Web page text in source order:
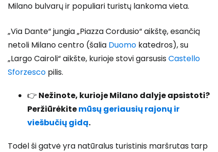
Milano bulvarų ir populiari turistų lankoma vieta.
„Via Dante“ jungia „Piazza Cordusio“ aikštę, esančią
netoli Milano centro (šalia Duomo katedros), su
„Largo Cairoli“ aikšte, kurioje stovi garsusisCastello
Sforzesco pilis.
👉 Nežinote, kurioje Milano dalyje apsistoti?
Peržiūrėkitemūsų geriausių rajonų ir
viešbučių gidą.
Todėl ši gatvė yra natūralus turistinis maršrutas tarp